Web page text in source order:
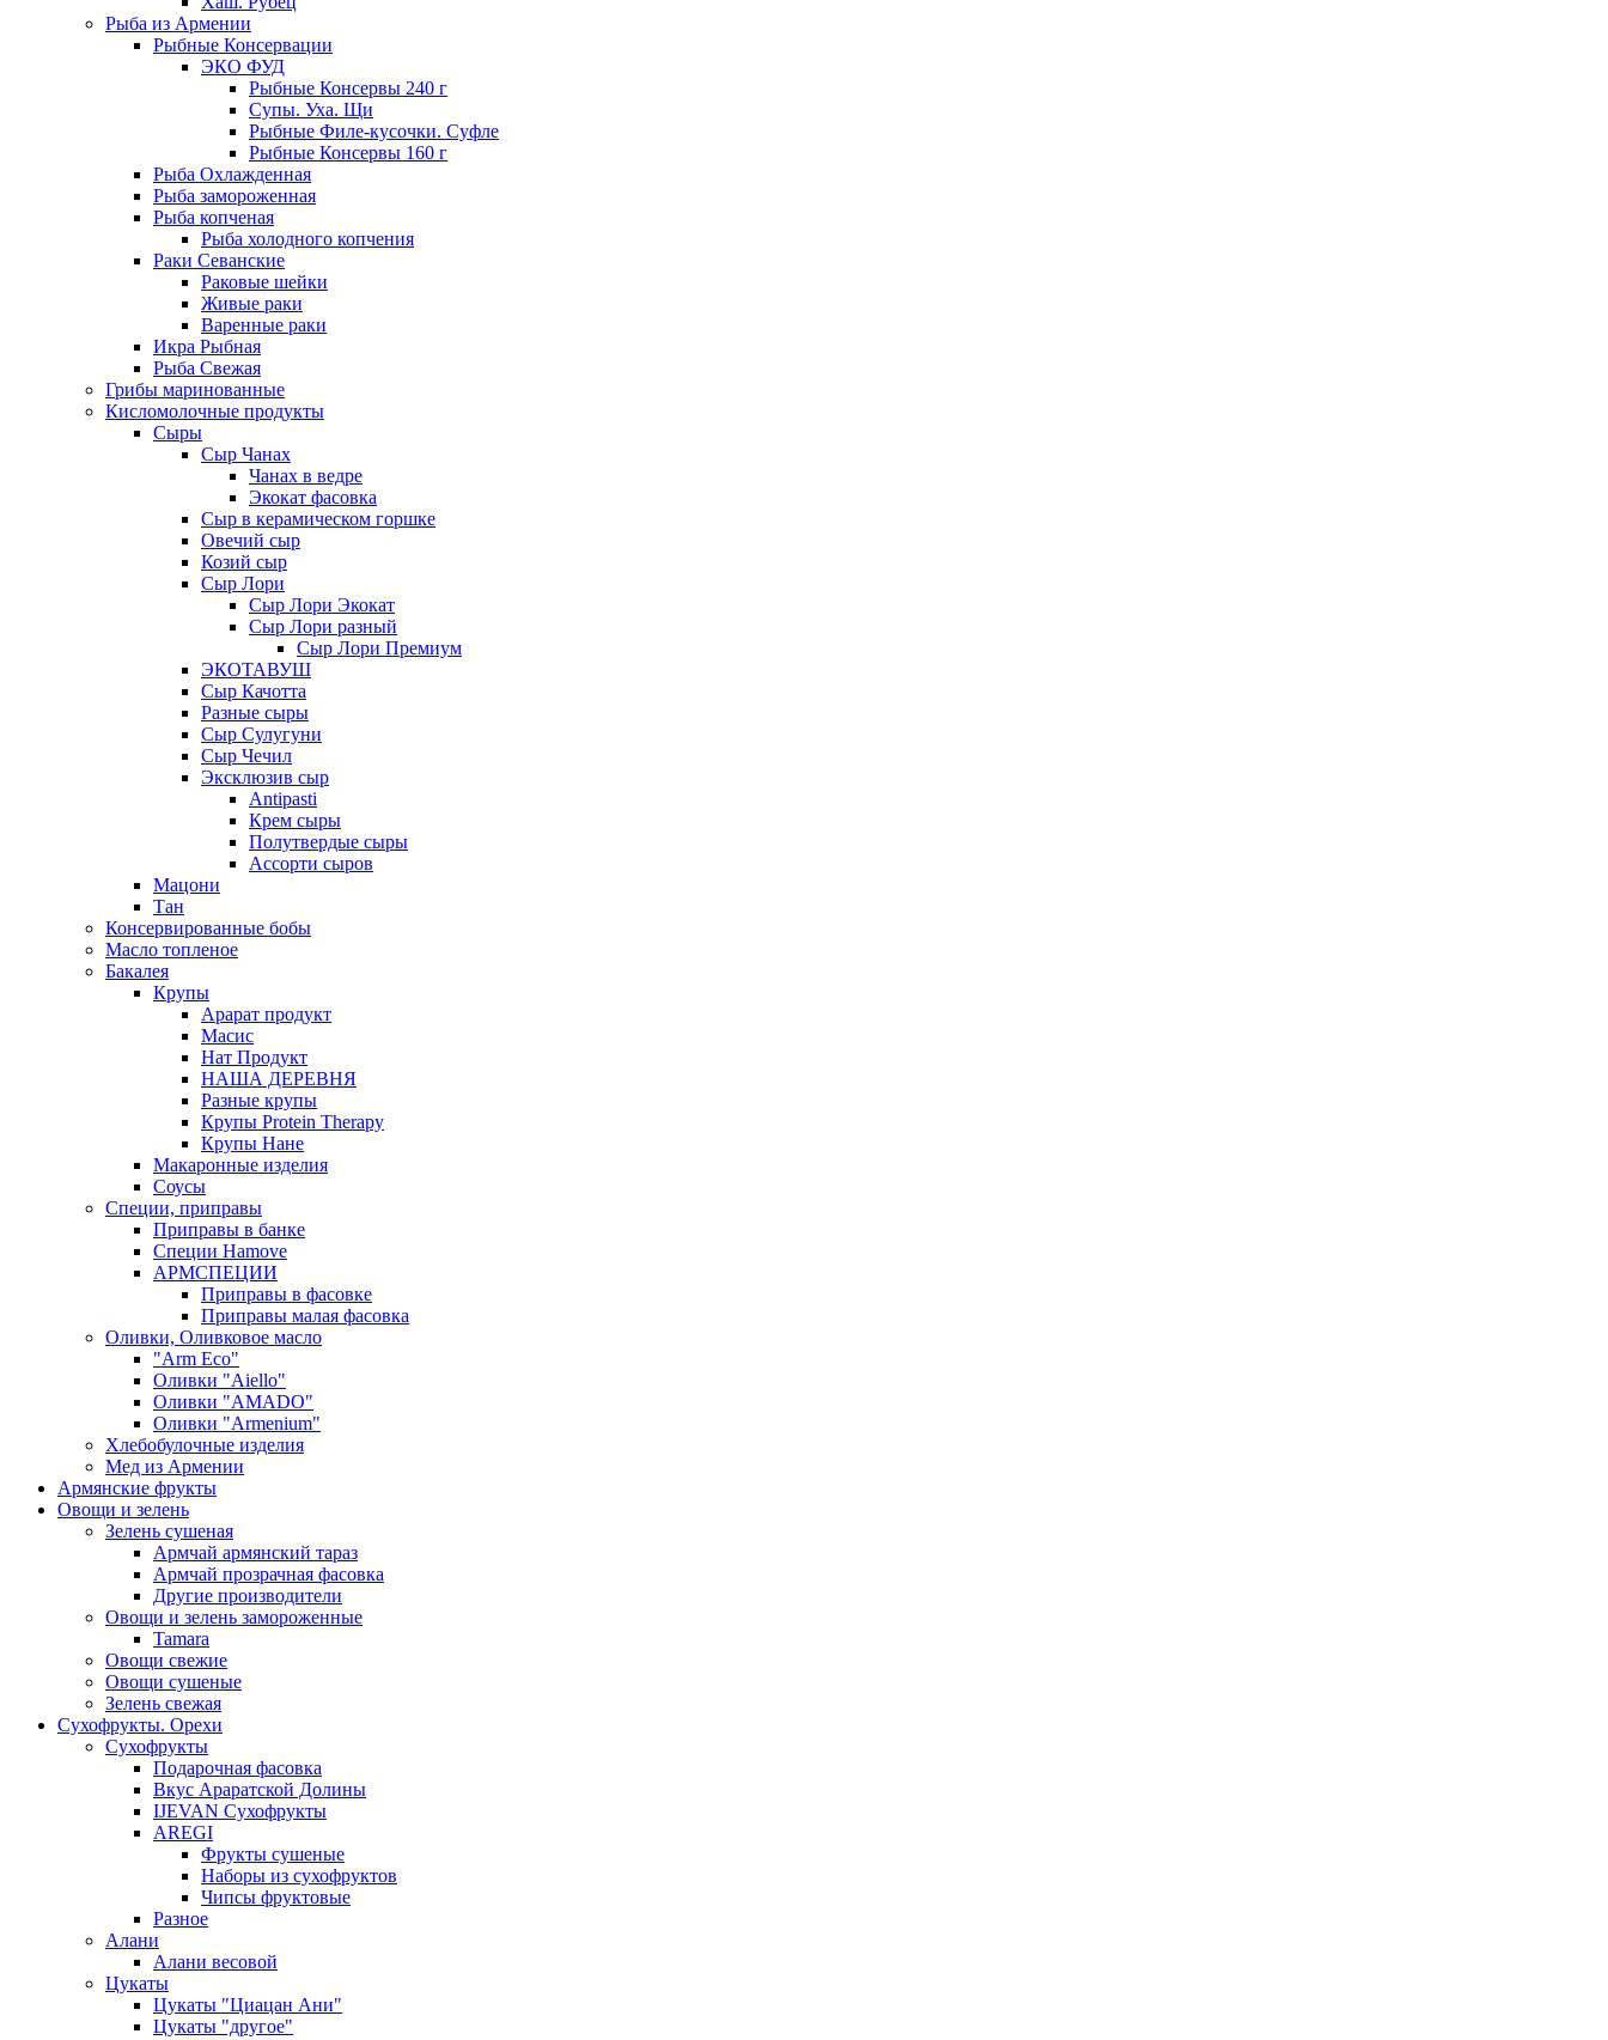
Рыба из Армении
Рыбные Консервации
ЭКО ФУД
Рыбные Консервы 240 г
Супы. Уха. Щи
Рыбные Филе-кусочки. Суфле
Рыбные Консервы 160 г
Рыба Охлажденная
Рыба замороженная
Рыба копченая
Рыба холодного копчения
Раки Севанские
Раковые шейки
Живые раки
Варенные раки
Икра Рыбная
Рыба Свежая
Грибы маринованные
Кисломолочные продукты
Сыры
Сыр Чанах
Чанах в ведре
Экокат фасовка
Сыр в керамическом горшке
Овечий сыр
Козий сыр
Сыр Лори
Сыр Лори Экокат
Сыр Лори разный
Сыр Лори Премиум
ЭКОТАВУШ
Сыр Качотта
Разные сыры
Сыр Сулугуни
Сыр Чечил
Эксклюзив сыр
Antipasti
Крем сыры
Полутвердые сыры
Ассорти сыров
Мацони
Тан
Консервированные бобы
Масло топленое
Бакалея
Крупы
Арарат продукт
Масис
Нат Продукт
НАША ДЕРЕВНЯ
Разные крупы
Крупы Protein Therapy
Крупы Нане
Макаронные изделия
Соусы
Специи, приправы
Приправы в банке
Специи Hamove
АРМСПЕЦИИ
Приправы в фасовке
Приправы малая фасовка
Оливки, Оливковое масло
"Arm Eco"
Оливки "Aiello"
Оливки "AMADO"
Оливки "Armenium"
Хлебобулочные изделия
Мед из Армении
Армянские фрукты
Овощи и зелень
Зелень сушеная
Армчай армянский тараз
Армчай прозрачная фасовка
Другие производители
Овощи и зелень замороженные
Tamara
Овощи свежие
Овощи сушеные
Зелень свежая
Сухофрукты. Орехи
Сухофрукты
Подарочная фасовка
Вкус Араратской Долины
IJEVAN Сухофрукты
AREGI
Фрукты сушеные
Наборы из сухофруктов
Чипсы фруктовые
Разное
Алани
Алани весовой
Цукаты
Цукаты "Циацан Ани"
Цукаты "другое"